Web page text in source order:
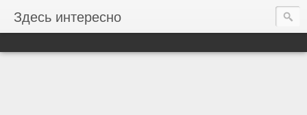
Здесь интересно